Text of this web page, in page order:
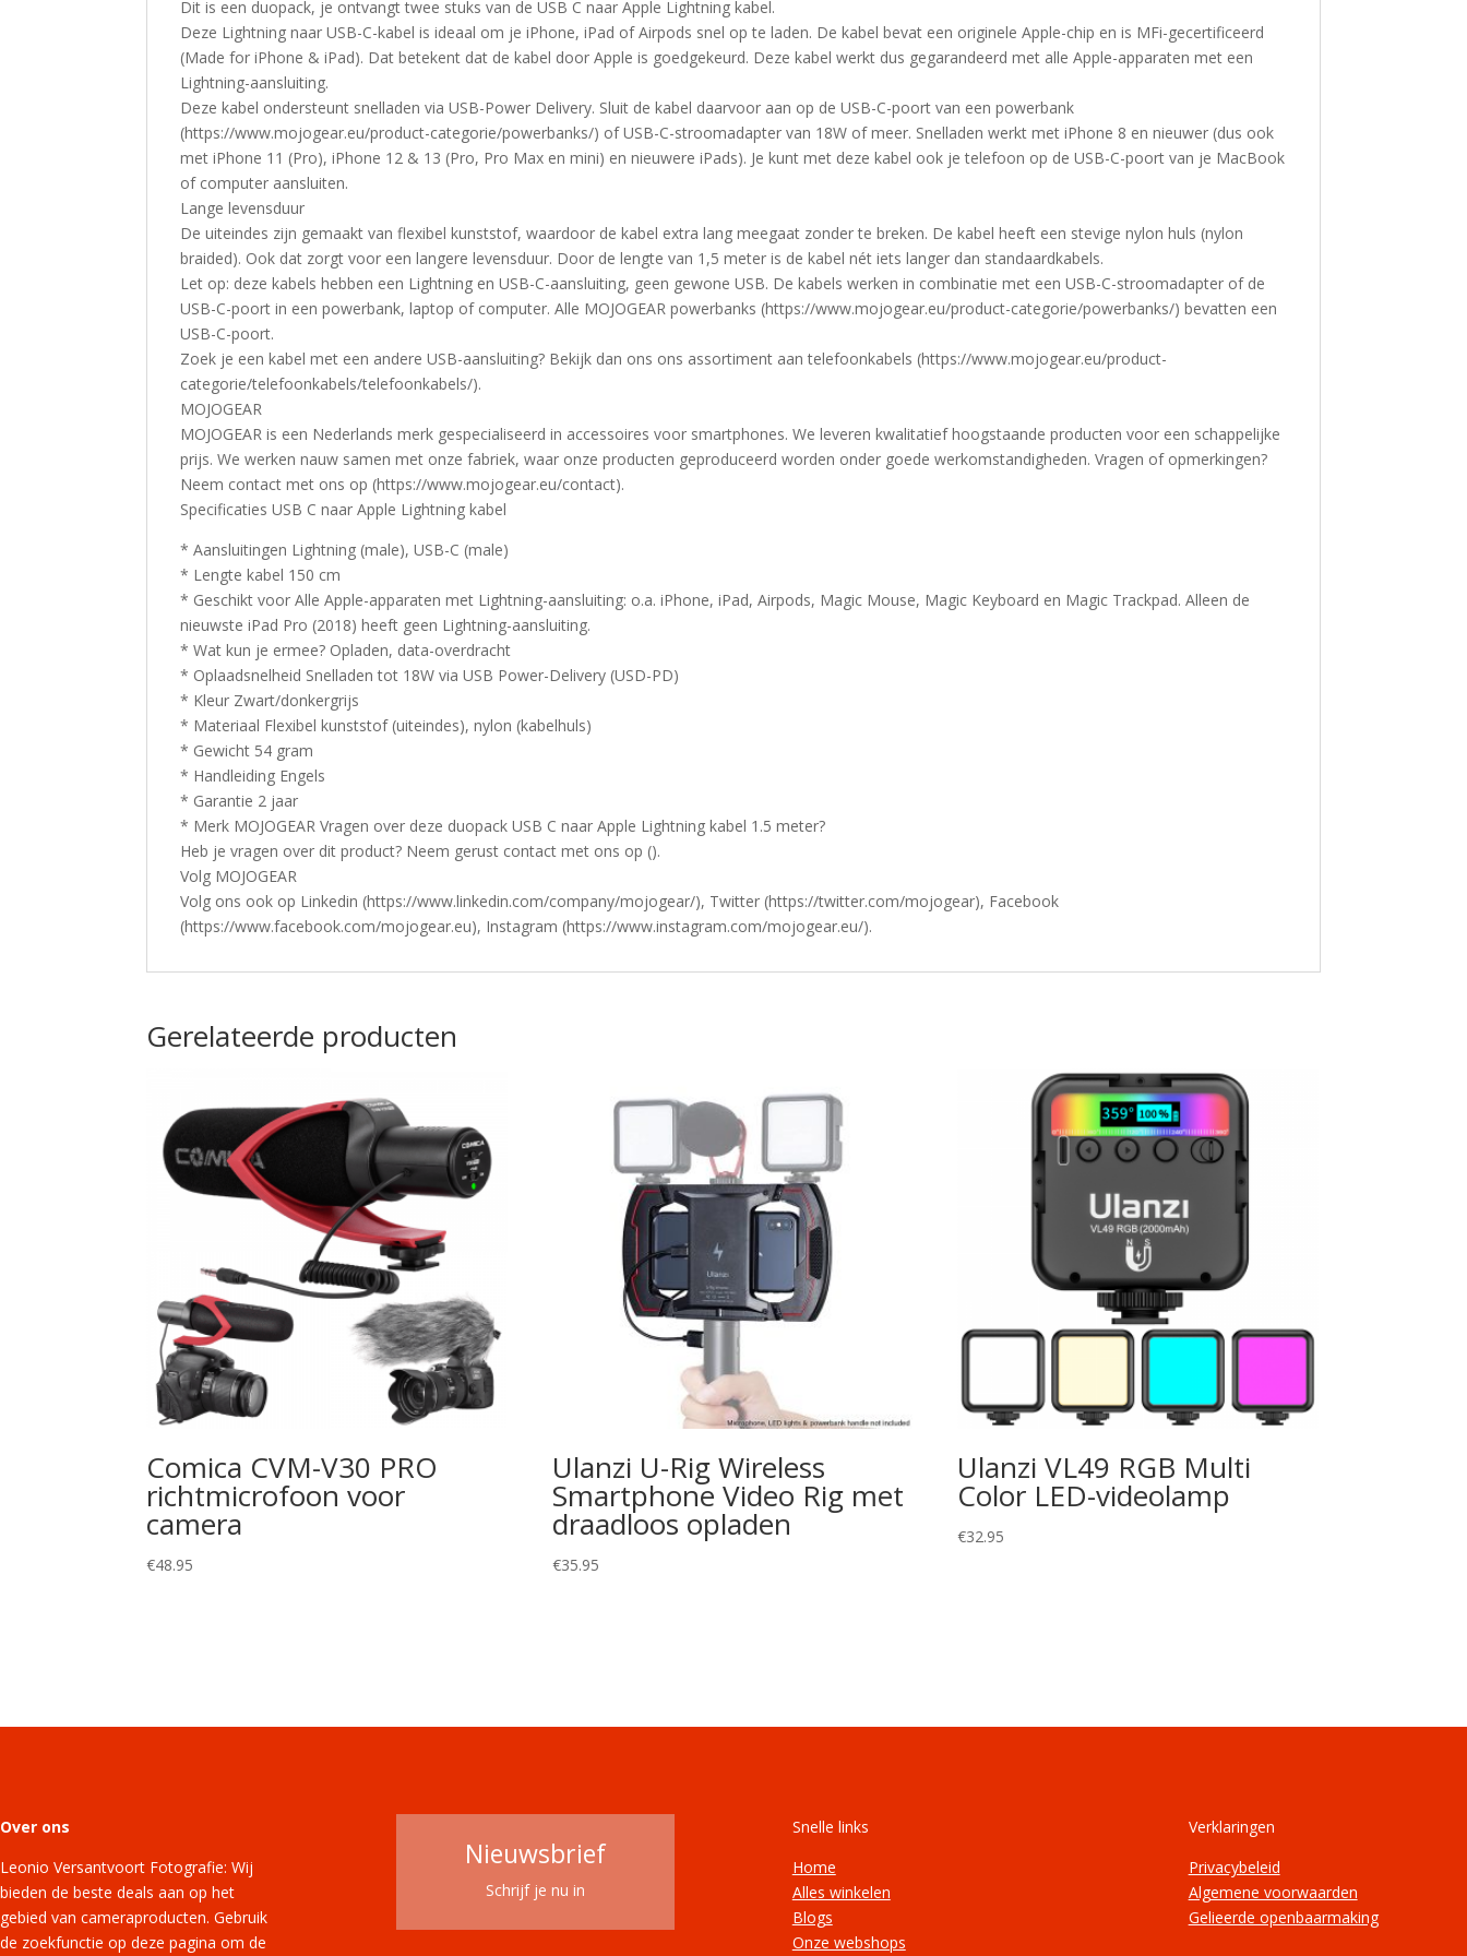
Dit is een duopack, je ontvangt twee stuks van de USB C naar Apple Lightning kabel.
Deze Lightning naar USB-C-kabel is ideaal om je iPhone, iPad of Airpods snel op te laden. De kabel bevat een originele Apple-chip en is MFi-gecertificeerd
(Made for iPhone & iPad). Dat betekent dat de kabel door Apple is goedgekeurd. Deze kabel werkt dus gegarandeerd met alle Apple-apparaten met een
Lightning-aansluiting.
Deze kabel ondersteunt snelladen via USB-Power Delivery. Sluit de kabel daarvoor aan op de USB-C-poort van een powerbank
(https://www.mojogear.eu/product-categorie/powerbanks/) of USB-C-stroomadapter van 18W of meer. Snelladen werkt met iPhone 8 en nieuwer (dus ook
met iPhone 11 (Pro), iPhone 12 & 13 (Pro, Pro Max en mini) en nieuwere iPads). Je kunt met deze kabel ook je telefoon op de USB-C-poort van je MacBook
of computer aansluiten.
Lange levensduur
De uiteindes zijn gemaakt van flexibel kunststof, waardoor de kabel extra lang meegaat zonder te breken. De kabel heeft een stevige nylon huls (nylon
braided). Ook dat zorgt voor een langere levensduur. Door de lengte van 1,5 meter is de kabel nét iets langer dan standaardkabels.
Let op: deze kabels hebben een Lightning en USB-C-aansluiting, geen gewone USB. De kabels werken in combinatie met een USB-C-stroomadapter of de
USB-C-poort in een powerbank, laptop of computer. Alle MOJOGEAR powerbanks (https://www.mojogear.eu/product-categorie/powerbanks/) bevatten een
USB-C-poort.
Zoek je een kabel met een andere USB-aansluiting? Bekijk dan ons ons assortiment aan telefoonkabels (https://www.mojogear.eu/product-
categorie/telefoonkabels/telefoonkabels/).
MOJOGEAR
MOJOGEAR is een Nederlands merk gespecialiseerd in accessoires voor smartphones. We leveren kwalitatief hoogstaande producten voor een schappelijke
prijs. We werken nauw samen met onze fabriek, waar onze producten geproduceerd worden onder goede werkomstandigheden. Vragen of opmerkingen?
Neem contact met ons op (https://www.mojogear.eu/contact).
Specificaties USB C naar Apple Lightning kabel
* Aansluitingen Lightning (male), USB-C (male)
* Lengte kabel 150 cm
* Geschikt voor Alle Apple-apparaten met Lightning-aansluiting: o.a. iPhone, iPad, Airpods, Magic Mouse, Magic Keyboard en Magic Trackpad. Alleen de
nieuwste iPad Pro (2018) heeft geen Lightning-aansluiting.
* Wat kun je ermee? Opladen, data-overdracht
* Oplaadsnelheid Snelladen tot 18W via USB Power-Delivery (USD-PD)
* Kleur Zwart/donkergrijs
* Materiaal Flexibel kunststof (uiteindes), nylon (kabelhuls)
* Gewicht 54 gram
* Handleiding Engels
* Garantie 2 jaar
* Merk MOJOGEAR Vragen over deze duopack USB C naar Apple Lightning kabel 1.5 meter?
Heb je vragen over dit product? Neem gerust contact met ons op ().
Volg MOJOGEAR
Volg ons ook op Linkedin (https://www.linkedin.com/company/mojogear/), Twitter (https://twitter.com/mojogear), Facebook
(https://www.facebook.com/mojogear.eu), Instagram (https://www.instagram.com/mojogear.eu/).
Gerelateerde producten
Comica CVM-V30 PRO
richtmicrofoon voor
camera
€48.95
Ulanzi U-Rig Wireless
Smartphone Video Rig met
draadloos opladen
€35.95
Ulanzi VL49 RGB Multi
Color LED-videolamp
€32.95
Over ons
Leonio Versantvoort Fotografie: Wij
bieden de beste deals aan op het
gebied van cameraproducten. Gebruik
de zoekfunctie op deze pagina om de
Nieuwsbrief
Schrijf je nu in
Snelle links
Home
Alles winkelen
Blogs
Onze webshops
Verklaringen
Privacybeleid
Algemene voorwaarden
Gelieerde openbaarmaking